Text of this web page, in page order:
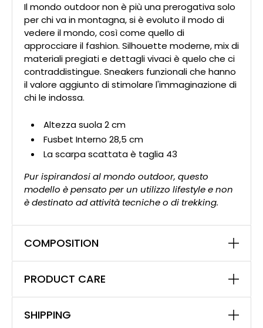
Il mondo outdoor non è più una prerogativa solo
per chi va in montagna, si è evoluto il modo di
vedere il mondo, così come quello di
approcciare il fashion. Silhouette moderne, mix di
materiali pregiati e dettagli vivaci è quelo che ci
contraddistingue. Sneakers funzionali che hanno
il valore aggiunto di stimolare l'immaginazione di
chi le indossa.
Altezza suola 2 cm
Fusbet Interno 28,5 cm
La scarpa scattata è taglia 43
Pur ispirandosi al mondo outdoor, questo
modello è pensato per un utilizzo lifestyle e non
è destinato ad attività tecniche o di trekking.
COMPOSITION
PRODUCT CARE
SHIPPING